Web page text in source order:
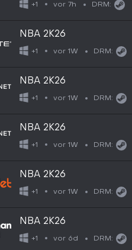
+1 vor 7h DRM:
NBA 2K26
+1 vor 1W DRM:
NBA 2K26
+1 vor 1W DRM:
NBA 2K26
+1 vor 1W DRM:
NBA 2K26
+1 vor 1W DRM:
NBA 2K26
+1 vor 6d DRM: